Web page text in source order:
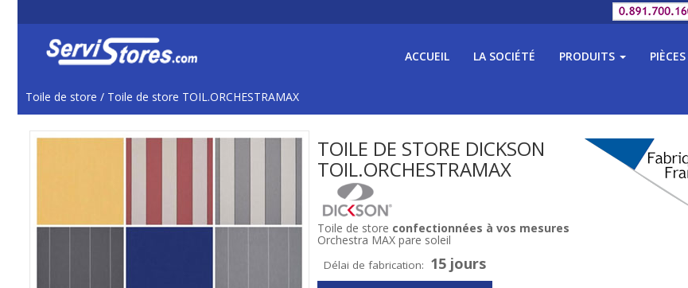
ACCUEIL LA SOCIÉTÉ PRODUITS
Toile de store / Toile de store TOIL.ORCHESTRAMAX
TOILE DE STORE DICKSON
TOIL.ORCHESTRAMAX
Toile de store confectionnées à vos mesures
Orchestra MAX pare soleil
Délai de fabrication: 15 jours